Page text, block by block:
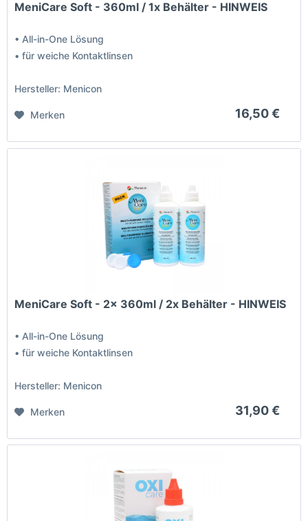
MeniCare Soft - 360ml / 1x Behälter - HINWEIS
• All-in-One Lösung
• für weiche Kontaktlinsen
Hersteller: Menicon
16,50 €
Merken
MeniCare Soft - 2x 360ml / 2x Behälter - HINWEIS
• All-in-One Lösung
• für weiche Kontaktlinsen
Hersteller: Menicon
31,90 €
Merken